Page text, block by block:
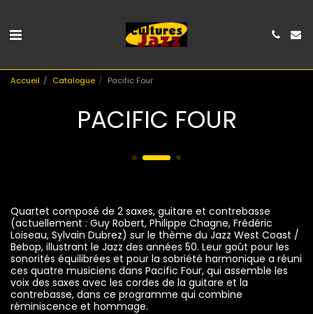
Accueil Catalogue Pacific Four
PACIFIC FOUR
Quartet composé de 2 saxes, guitare et contrebasse
(actuellement : Guy Robert, Philippe Chagne, Frédéric
Loiseau, Sylvain Dubrez) sur le thème du Jazz West Coast /
Bebop, illustrant le Jazz des années 50. Leur goût pour les
sonorités équilibrées et pour la sobriété harmonique a réuni
ces quatre musiciens dans Pacific Four, qui assemble les
voix des saxes avec les cordes de la guitare et la
contrebasse, dans ce programme qui combine
réminiscence et hommage.